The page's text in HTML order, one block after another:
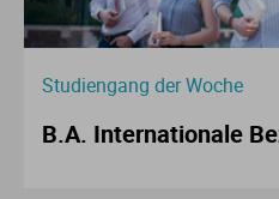
Studiengang der Woche
B.A. Internationale